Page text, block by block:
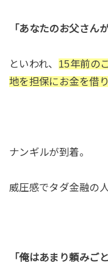
「あなたのお父さん
といわれ、 15年前の
地を担保にお金を借
ナンギルが到着。
威圧感でタダ金融の
「俺はあまり頼みご